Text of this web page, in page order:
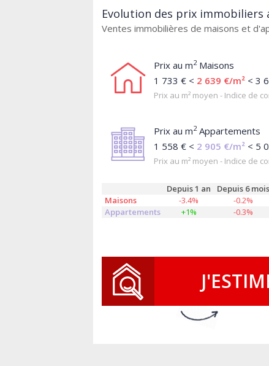
Evolution des prix immobiliers
Ventes immobilières de maisons et
Prix au m2Maisons
1 733 € < 2 639 €/m² < 3
Prix au m² moyen - Indice de
Prix au m2Appartements
1 558 € < 2 905 €/m² < 5
Prix au m² moyen - Indice de
Depuis 1 an Depuis 6 mois
Maisons
-3.4% -0.2%
Appartements
+1% -0.3%